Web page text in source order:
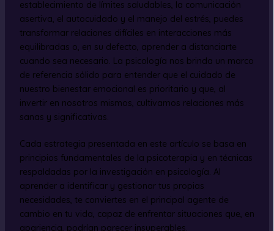
establecimiento de límites saludables, la comunicación
asertiva, el autocuidado y el manejo del estrés, puedes
transformar relaciones difíciles en interacciones más
equilibradas o, en su defecto, aprender a distanciarte
cuando sea necesario. La psicología nos brinda un marco
de referencia sólido para entender que el cuidado de
nuestro bienestar emocional es prioritario y que, al
invertir en nosotros mismos, cultivamos relaciones más
sanas y significativas.
Cada estrategia presentada en este artículo se basa en
principios fundamentales de la psicoterapia y en técnicas
respaldadas por la investigación en psicología. Al
aprender a identificar y gestionar tus propias
necesidades, te conviertes en el principal agente de
cambio en tu vida, capaz de enfrentar situaciones que, en
apariencia, podrían parecer insuperables.